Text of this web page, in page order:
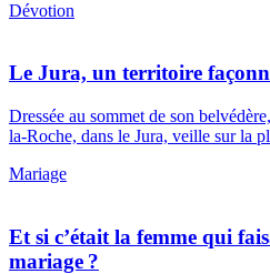
Dévotion
Le Jura, un territoire
Dressée au sommet de son
la-Roche, dans le Jura, veille sur la
Mariage
Et si c’était la femme qui
mariage ?